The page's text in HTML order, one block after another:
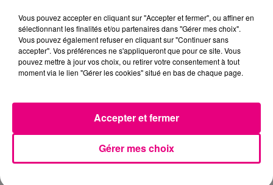
Bélier Taureau Gémeaux
Lion
Vous pouvez accepter en cliquant sur "Accepter et fermer", ou affiner en
sélectionnant les finalités et/ou partenaires dans "Gérer mes choix".
Vous pouvez également refuser en cliquant sur "Continuer sans
accepter". Vos préférences ne s'appliqueront que pour ce site. Vous
pouvez mettre à jour vos choix, ou retirer votre consentement à tout
moment via le lien "Gérer les cookies" situé en bas de chaque page.
Gérer mes choix
Accepter et fermer